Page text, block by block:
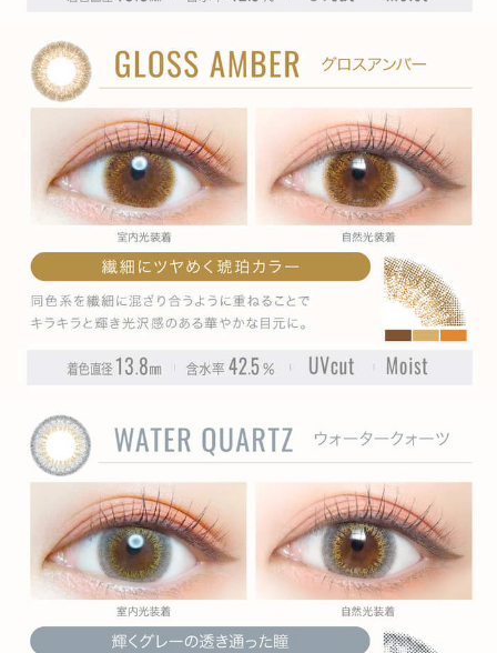
OTHER COLOR
その他のカラー
» サンセットタイム
» ラグーンビュー
» アクアベージュ
» リッチナイト
» ミスティアッシュ